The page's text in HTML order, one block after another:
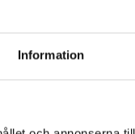
Information
din
lopp